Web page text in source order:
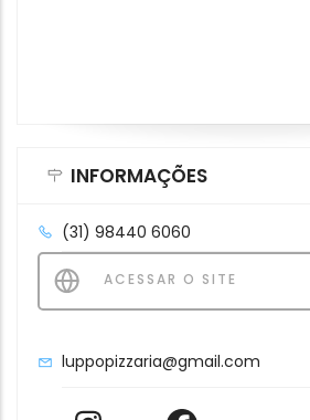
INFORMAÇÕES
(31) 98440 6060
ACESSAR O SITE
luppopizzaria@gmail.com